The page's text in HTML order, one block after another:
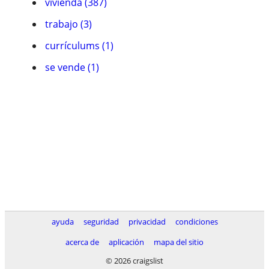
trabajo (3)
currículums (1)
se vende (1)
ayuda seguridad privacidad
condiciones
acerca de
aplicación
mapa del sitio
© 2026 craigslist